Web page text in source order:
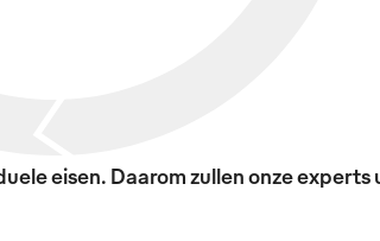
eisen. Daarom zullen onze